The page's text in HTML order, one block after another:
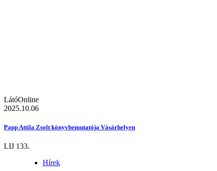
LátóOnline
2025.10.06
Papp Attila Zsolt könyvbemutatója Vásárhelyen
LIJ 133.
Hírek